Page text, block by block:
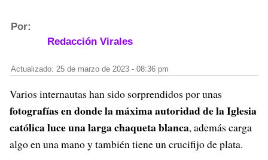
Por:
Redacción Virales
Actualizado: 25 de marzo de 2023 - 08:36 pm
Varios internautas han sido sorprendidos por unas
fotografías en donde la máxima autoridad de la Iglesia
católica luce una larga chaqueta blanca, además carga
algo en una mano y también tiene un crucifijo de plata.